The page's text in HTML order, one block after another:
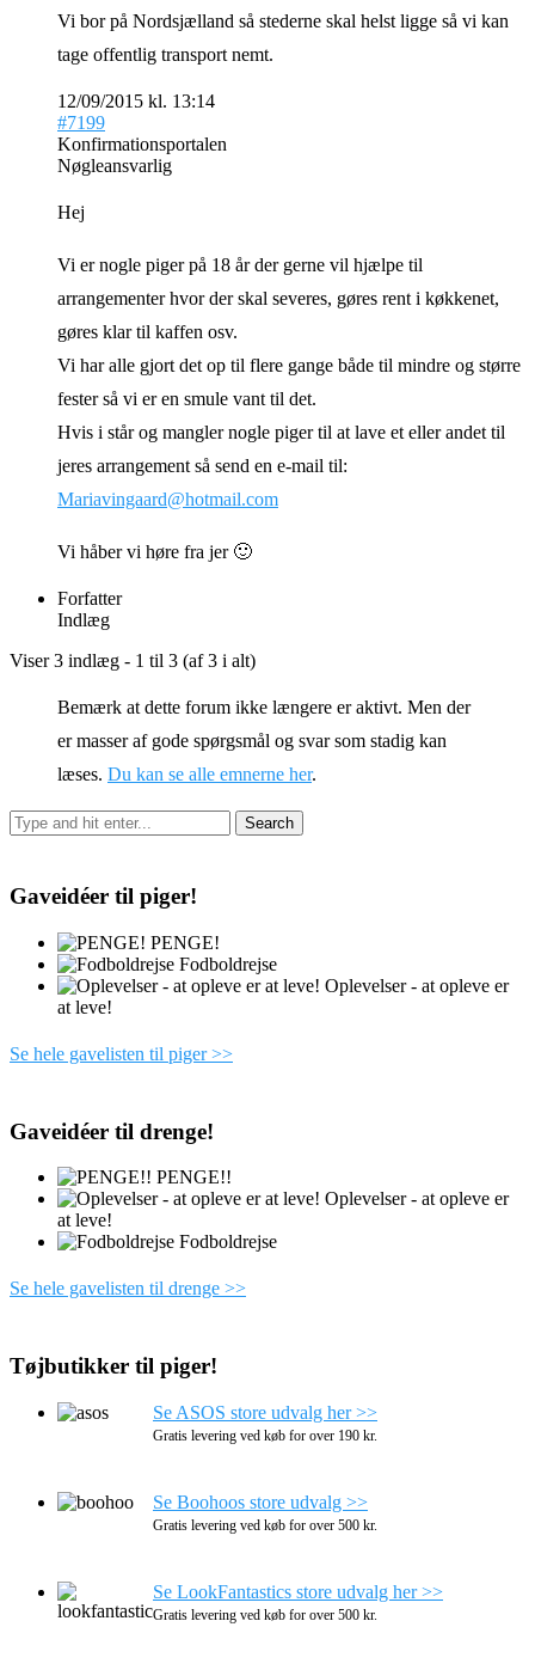
Vi bor på Nordsjælland så stederne skal helst ligge så vi kan
tage offentlig transport nemt.
12/09/2015 kl. 13:14
#7199
Konfirmationsportalen
Nøgleansvarlig
Hej
Vi er nogle piger på 18 år der gerne vil hjælpe til
arrangementer hvor der skal severes, gøres rent i køkkenet,
gøres klar til kaffen osv.
Vi har alle gjort det op til flere gange både til mindre og større
fester så vi er en smule vant til det.
Hvis i står og mangler nogle piger til at lave et eller andet til
jeres arrangement så send en e-mail til:
Mariavingaard@hotmail.com
Vi håber vi høre fra jer 🙂
Forfatter
Indlæg
Viser 3 indlæg - 1 til 3 (af 3 i alt)
Bemærk at dette forum ikke længere er aktivt. Men der
er masser af gode spørgsmål og svar som stadig kan
læses. Du kan se alle emnerne her.
Gaveidéer til piger!
PENGE!
Fodboldrejse
Oplevelser - at opleve er
at leve!
Se hele gavelisten til piger >>
Gaveidéer til drenge!
PENGE!!
Oplevelser - at opleve er
at leve!
Fodboldrejse
Se hele gavelisten til drenge >>
Tøjbutikker til piger!
Se ASOS store udvalg her >>
Gratis levering ved køb for over 190 kr.
Se Boohoos store udvalg >>
Gratis levering ved køb for over 500 kr.
Se LookFantastics store udvalg her >>
Gratis levering ved køb for over 500 kr.